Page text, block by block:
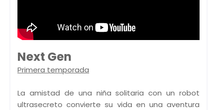
Next Gen
Primera temporada
La amistad de una niña solitaria con un robot
ultrasecreto convierte su vida en una aventura